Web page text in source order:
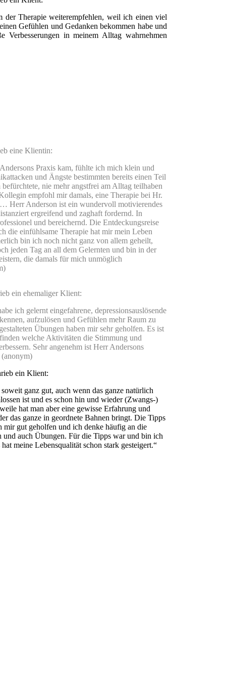
der Therapie weiterempfehlen, weil ich einen viel
Gefühlen und Gedanken bekommen habe und
Verbesserungen in meinem Alltag wahrnehmen
eine Klientin:
Praxis kam, fühlte ich mich klein und
und Ängste bestimmten bereits einen Teil
nie mehr angstfrei am Alltag teilhaben
empfohl mir damals, eine Therapie bei Hr.
Herr Anderson ist ein wundervoll motivierendes
ergreifend und zaghaft fordernd. In
und bereichernd. Die Entdeckungsreise
die einfühlsame Therapie hat mir mein Leben
bin ich noch nicht ganz von allem geheilt,
jeden Tag an all dem Gelernten und bin in der
die damals für mich unmöglich
ein ehemaliger Klient:
ich gelernt eingefahrene, depressionsauslösende
aufzulösen und Gefühlen mehr Raum zu
Übungen haben mir sehr geholfen. Es ist
welche Aktivitäten die Stimmung und
Sehr angenehm ist Herr Andersons
ein Klient:
ganz gut, auch wenn das ganze natürlich
ist und es schon hin und wieder (Zwangs-)
hat man aber eine gewisse Erfahrung und
das ganze in geordnete Bahnen bringt. Die Tipps
mir gut geholfen und ich denke häufig an die
und auch Übungen. Für die Tipps war und bin ich
meine Lebensqualität schon stark gesteigert.“